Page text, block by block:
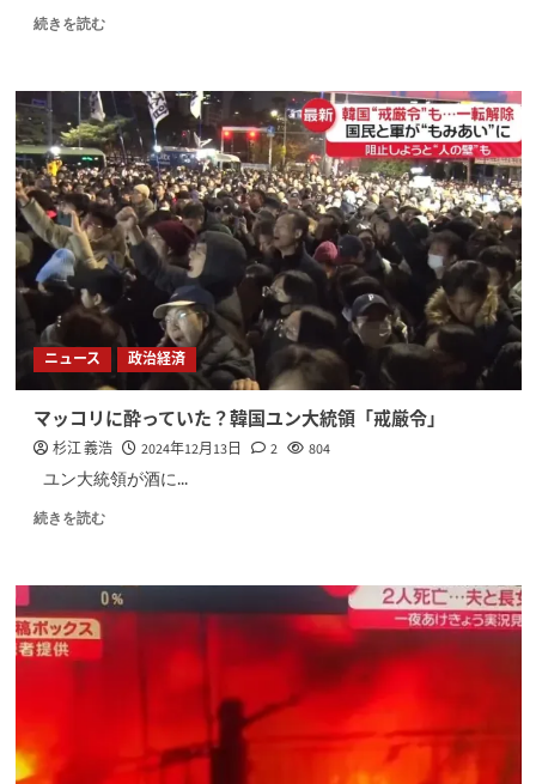
続きを読む
ニュース 政治経済
マッコリに酔っていた？韓国ユン大統領「戒厳令」
杉江 義浩 2024年12月13日 2 804
ユン大統領が酒に...
続きを読む